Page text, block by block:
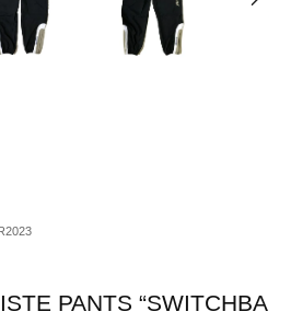
PANTS “SWITCHBA